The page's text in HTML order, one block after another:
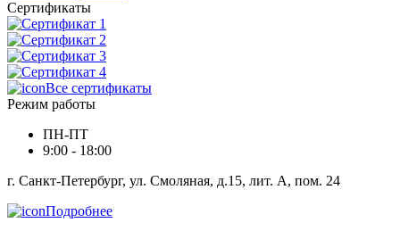
Сертификаты
Все сертификаты
Режим работы
ПН-ПТ
9:00 - 18:00
г. Санкт-Петербург, ул. Смоляная, д.15, лит. А, пом. 24
Подробнее